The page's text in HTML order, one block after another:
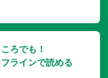
ろでも！
ラインで読める